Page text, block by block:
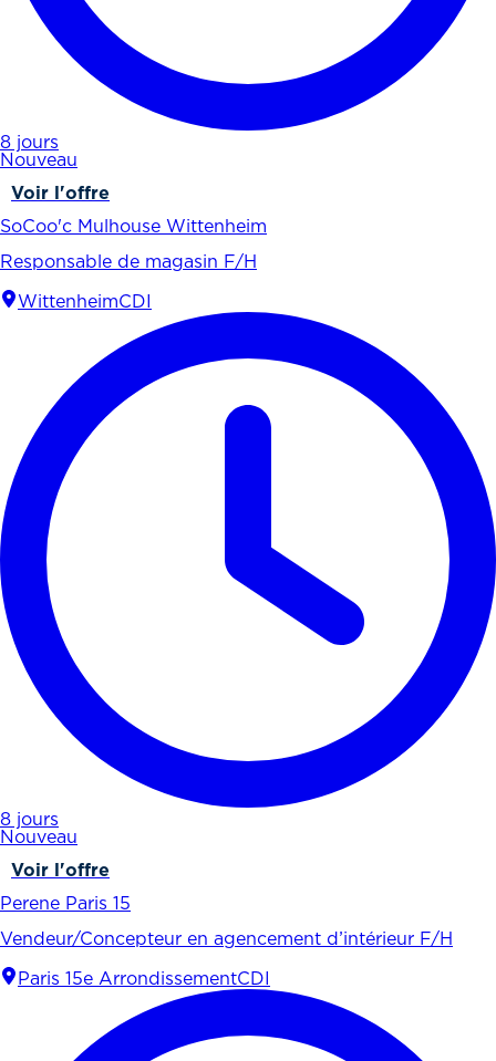
8 jours
Nouveau
Voir l'offre
SoCoo'c Mulhouse Wittenheim
Responsable de magasin F/H
WittenheimCDI
8 jours
Nouveau
Voir l'offre
Perene Paris 15
Vendeur/Concepteur en agencement d’intérieur F/H
Paris 15e ArrondissementCDI